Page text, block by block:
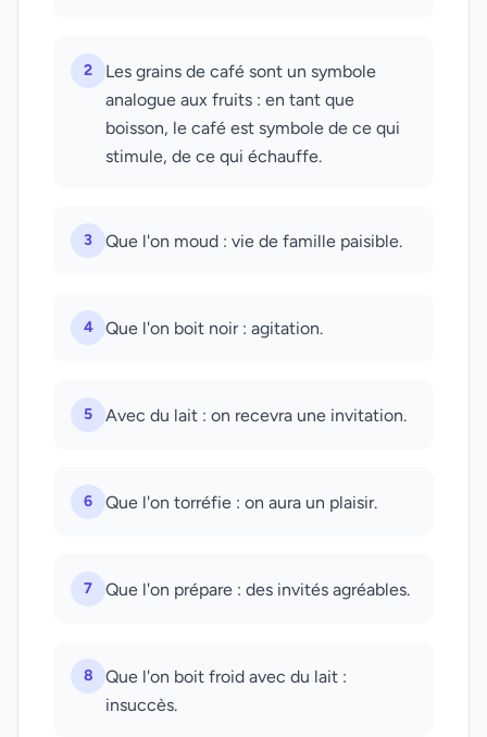
2
Les grains de café sont un symbole
analogue aux fruits : en tant que
boisson, le café est symbole de ce qui
stimule, de ce qui échauffe.
3 Que l'on moud : vie de famille paisible.
4 Que l'on boit noir : agitation.
5 Avec du lait : on recevra une invitation.
6 Que l'on torréfie : on aura un plaisir.
7 Que l'on prépare : des invités agréables.
8
Que l'on boit froid avec du lait :
insuccès.